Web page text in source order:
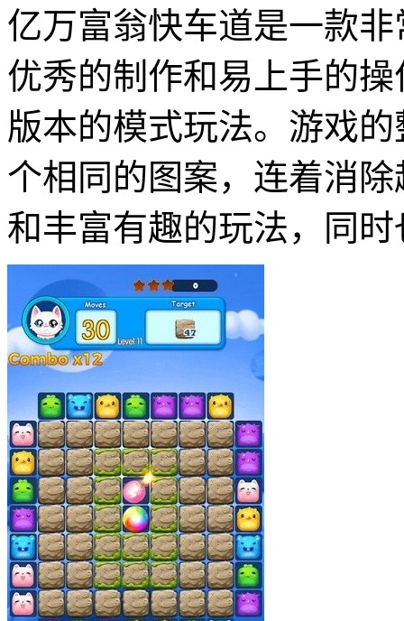
亿万富翁快车道是一款
优秀的制作和易上手的
版本的模式玩法。游戏
个相同的图案，连着消
和丰富有趣的玩法，同